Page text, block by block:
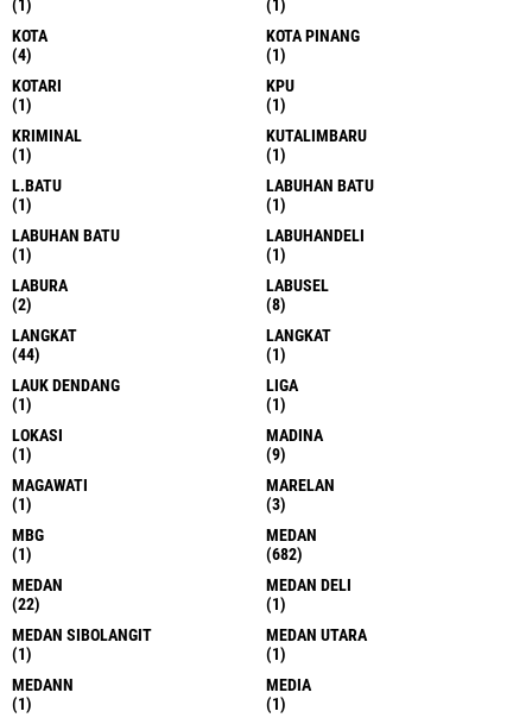
(1)
(1)
KOTA
(4)
KOTA PINANG
(1)
KOTARI
(1)
KPU
(1)
KRIMINAL
(1)
KUTALIMBARU
(1)
L.BATU
(1)
LABUHAN BATU
(1)
LABUHAN BATU
(1)
LABUHANDELI
(1)
LABURA
(2)
LABUSEL
(8)
LANGKAT
(44)
LANGKAT
(1)
LAUK DENDANG
(1)
LIGA
(1)
LOKASI
(1)
MADINA
(9)
MAGAWATI
(1)
MARELAN
(3)
MBG
(1)
MEDAN
(682)
MEDAN
(22)
MEDAN DELI
(1)
MEDAN SIBOLANGIT
(1)
MEDAN UTARA
(1)
MEDANN
(1)
MEDIA
(1)